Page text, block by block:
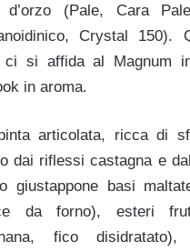
d’orzo (Pale, Cara
Crystal 150).
si affida al Magnum
in aroma.
articolata, ricca di
dai riflessi castagna e
giustappone basi
da forno), esteri
fico disidratato),